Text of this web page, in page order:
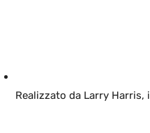
Realizzato da Larry Harris,